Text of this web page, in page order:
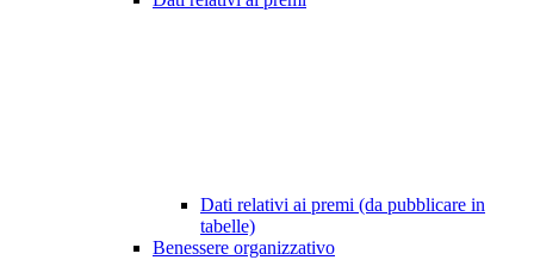
Dati relativi ai premi (da pubblicare in
tabelle)
Benessere organizzativo